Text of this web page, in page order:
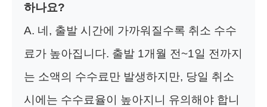
하나요?
A. 네, 출발 시간에 가까워질수록 취소 수수
료가 높아집니다. 출발 1개월 전~1일 전까지
는 소액의 수수료만 발생하지만, 당일 취소
시에는 수수료율이 높아지니 유의해야 합니